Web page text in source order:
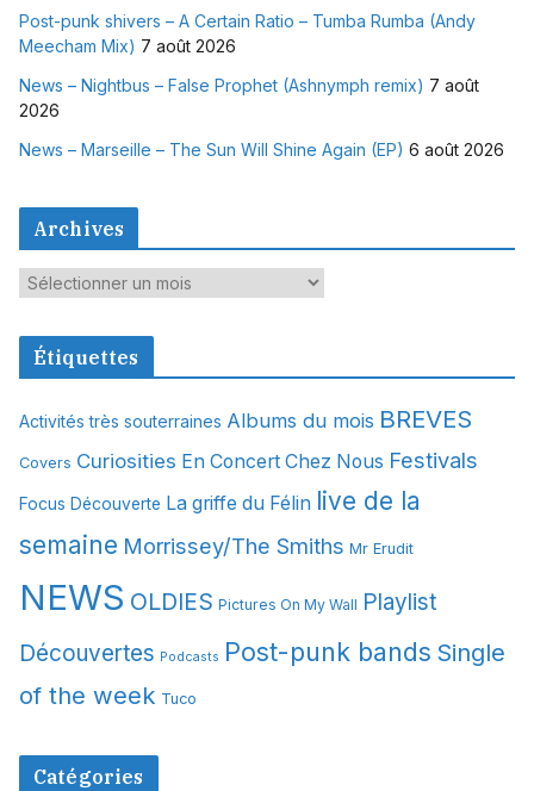
Post-punk shivers – A Certain Ratio – Tumba Rumba (Andy
Meecham Mix) 7 août 2026
News – Nightbus – False Prophet (Ashnymph remix) 7 août
2026
News – Marseille – The Sun Will Shine Again (EP) 6 août 2026
Archives
A
c
v
e
Étiquettes
Activités très souterraines Albums du mois BREVES
Covers Curiosities En Concert Chez Nous Festivals
Focus Découverte La griffe du Félin live de la
semaine Morrissey/The Smiths Mr Erudit
NEWS OLDIES Pictures On My Wall Playlist
Découvertes Podcasts Post-punk bands Single
of the week Tuco
Catégories